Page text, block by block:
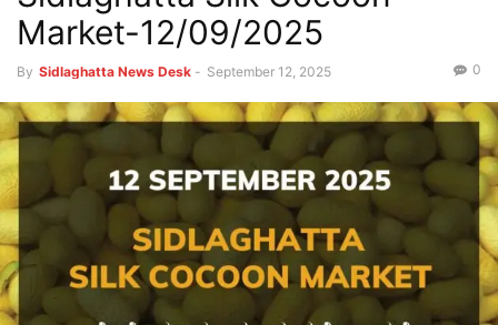
Market-12/09/2025
By Sidlaghatta News Desk - September 12, 2025 0